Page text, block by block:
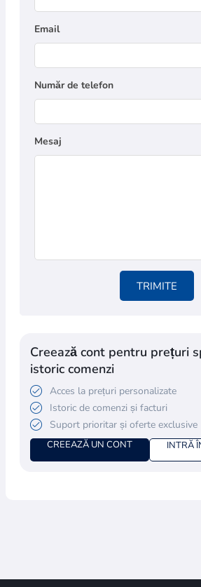
Email
Număr de telefon
Mesaj
TRIMITE
Creează cont pentru prețuri
istoric comenzi
Acces la prețuri personalizate
Istoric de comenzi și facturi
Suport prioritar și oferte exclusive
CREEAZĂ UN CONT INTRĂ